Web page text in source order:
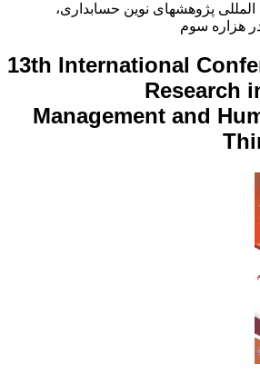
پژوهشهای نوین حسابداری،
هزاره سوم
13th International
Research
Management and